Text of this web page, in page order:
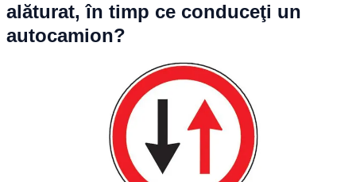
alăturat, în timp ce conduceţi un
autocamion?